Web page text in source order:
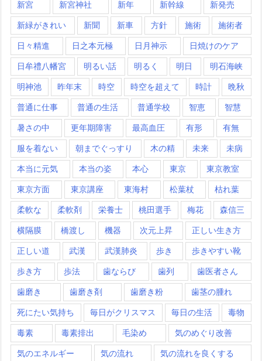
新宮 新宮神社 新年 新幹線 新発売
新緑がきれい 新聞 新車 方針 施術 施術者
日々精進 日之本元極 日月神示 日焼けのケア
日牟禮八幡宮 明るい話 明るく 明日 明石海峡
明神池 昨年末 時空 時空を超えて 時計 晩秋
普通に仕事 普通の生活 普通学校 智恵 智慧
暑さの中 更年期障害 最高血圧 有形 有無
服を着ない 朝までぐっすり 木の精 未来 未病
本当に元気 本当の姿 本心 東京 東京教室
東京方面 東京講座 東海村 松葉杖 枯れ葉
柔軟な 柔軟剤 栄養士 桃田選手 梅花 森信三
横隔膜 橋渡し 機器 次元上昇 正しい生き方
正しい道 武漢 武漢肺炎 歩き 歩きやすい靴
歩き方 歩法 歯ならび 歯列 歯医者さん
歯磨き 歯磨き剤 歯磨き粉 歯茎の腫れ
死にたい気持ち 毎日がクリスマス 毎日の生活 毒物
毒素 毒素排出 毛染め 気のめぐり改善
気のエネルギー 気の流れ 気の流れを良くする